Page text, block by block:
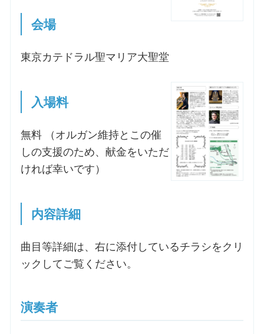
会場
東京カテドラル聖マリア大聖堂
入場料
無料 （オルガン維持とこの催
しの支援のため、献金をいただ
ければ幸いです）
内容詳細
曲目等詳細は、右に添付しているチラシをクリ
ックしてご覧ください。
演奏者